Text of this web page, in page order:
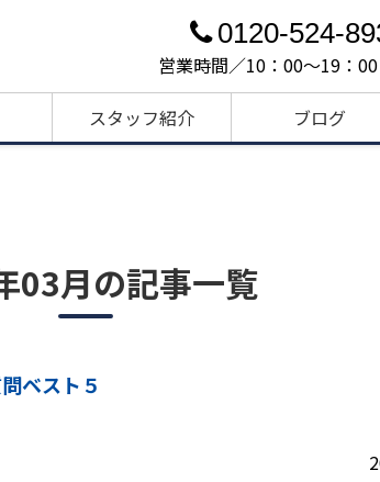
0120-524-
営業時間／10：00～19：
スタッフ紹介 ブログ
03月の記事一覧
ベスト５